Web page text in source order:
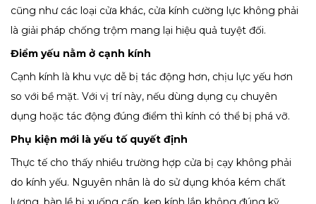
cũng như các loại cửa khác, cửa kính cường lực không phải
là giải pháp chống trộm mang lại hiệu quả tuyệt đối.
Điểm yếu nằm ở cạnh kính
Cạnh kính là khu vực dễ bị tác động hơn, chịu lực yếu hơn
so với bề mặt. Với vị trí này, nếu dùng dụng cụ chuyên
dụng hoặc tác động đúng điểm thì kính có thể bị phá vỡ.
Phụ kiện mới là yếu tố quyết định
Thực tế cho thấy nhiều trường hợp cửa bị cạy không phải
do kính yếu. Nguyên nhân là do sử dụng khóa kém chất